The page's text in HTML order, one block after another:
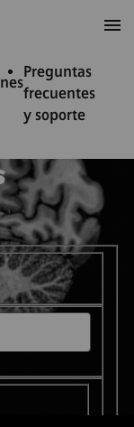
Preguntas
frecuentes
y soporte